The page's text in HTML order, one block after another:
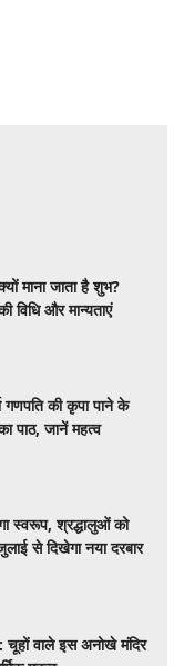
माना जाता है शुभ?
विधि और मान्यताएं
गणपति की कृपा पाने के
पाठ, जानें महत्व
स्वरूप, श्रद्धालुओं को
से दिखेगा नया दरबार
चूहों वाले इस अनोखे मंदिर